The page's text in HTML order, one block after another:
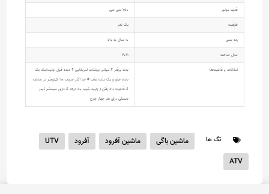
قدرت موتور 250 سی سی
ظرفیت یک نفر
رده سنی 10 سال به بالا
سال ساخت 2021
امکانات و قابلیت‌ها
بدنه پرقدر # مواتور پرشتاب امریکایی # دنده فول اوتوماتیک یک
دنده جلو و یک دنده عقب # حد اکثر سرعت 110 کیلومتر در ساعت
# قابلیت بالا رفتن از زاویه شیب 50 درجه # دارای سیستم ترمز
دیسکی برای هر چهار چرخ
تگ ها ماشین باگی ماشین آفرود آفرود
UTV
ATV